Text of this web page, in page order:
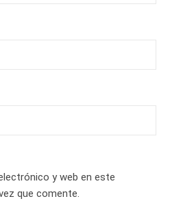
y web en este
que comente.